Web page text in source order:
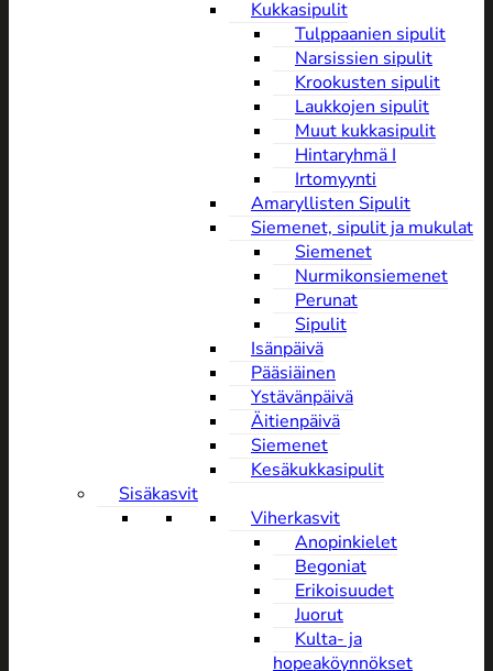
Kukkasipulit
Tulppaanien sipulit
Narsissien sipulit
Krookusten sipulit
Laukkojen sipulit
Muut kukkasipulit
Hintaryhmä I
Irtomyynti
Amaryllisten Sipulit
Siemenet, sipulit ja mukulat
Siemenet
Nurmikonsiemenet
Perunat
Sipulit
Isänpäivä
Pääsiäinen
Ystävänpäivä
Äitienpäivä
Siemenet
Kesäkukkasipulit
Sisäkasvit
Viherkasvit
Anopinkielet
Begoniat
Erikoisuudet
Juorut
Kulta- ja
hopeaköynnökset